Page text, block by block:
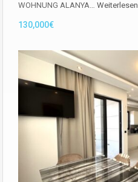
WOHNUNG ALANYA… Weiterlesen
130,000€